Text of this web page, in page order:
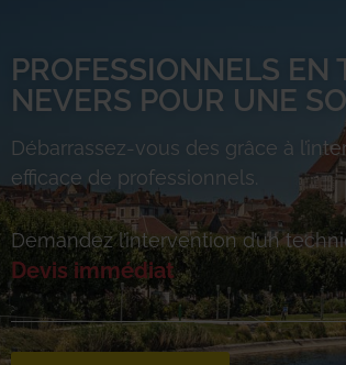
PROFESSIONNELS
NEVERS POUR UNE
Débarrassez-vous des grâce à
efficace de professionnels.
Demandez l’intervention d’un
Devis immédiat